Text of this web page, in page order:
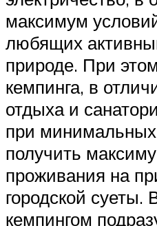
максимум
любящих
природе. При
кемпинга, в
отдыха и
при минимальных
получить
проживания на
городской суеты.
кемпингом